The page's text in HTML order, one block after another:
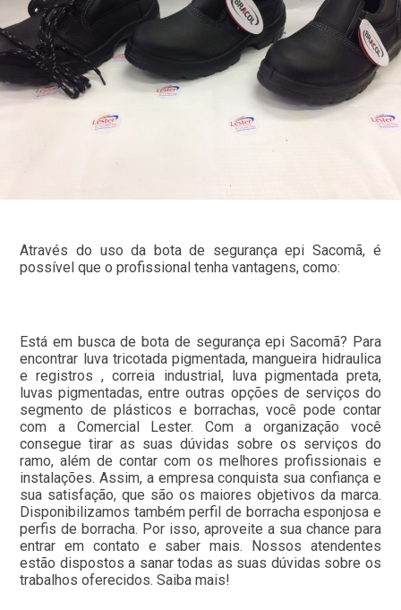
Através do uso da bota de segurança epi Sacomã, é
possível que o profissional tenha vantagens, como:
Está em busca de bota de segurança epi Sacomã? Para
encontrar luva tricotada pigmentada, mangueira hidraulica
e registros , correia industrial, luva pigmentada preta,
luvas pigmentadas, entre outras opções de serviços do
segmento de plásticos e borrachas, você pode contar
com a Comercial Lester. Com a organização você
consegue tirar as suas dúvidas sobre os serviços do
ramo, além de contar com os melhores profissionais e
instalações. Assim, a empresa conquista sua confiança e
sua satisfação, que são os maiores objetivos da marca.
Disponibilizamos também perfil de borracha esponjosa e
perfis de borracha. Por isso, aproveite a sua chance para
entrar em contato e saber mais. Nossos atendentes
estão dispostos a sanar todas as suas dúvidas sobre os
trabalhos oferecidos. Saiba mais!